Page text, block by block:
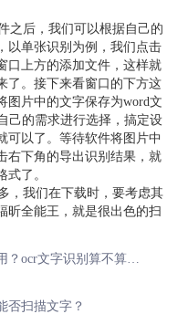
后，我们可以根据自己的
以单张识别为例，我们点击
口上方的添加文件，这样就
了。接下来看窗口的下方这
图片中的文字保存为word文
己的需求进行选择，搞定设
可以了。等待软件将图片中
右下角的导出识别结果，就
了。
我们在下载时，要考虑其
昕全能王，就是很出色的扫
免费扫描软件哪款比较好用？ocr文字识别算不算是人工智能？
否扫描文字？